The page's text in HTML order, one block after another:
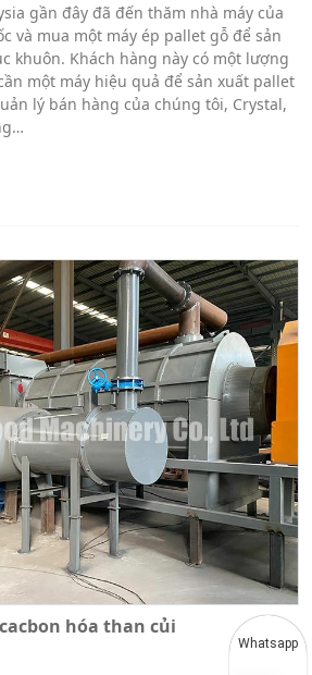
gần đây đã đến thăm nhà máy của
và mua một máy ép pallet gỗ để sản
khuôn. Khách hàng này có một lượng
một máy hiệu quả để sản xuất pallet
lý bán hàng của chúng tôi, Crystal,
hóa than củi
Whatsapp